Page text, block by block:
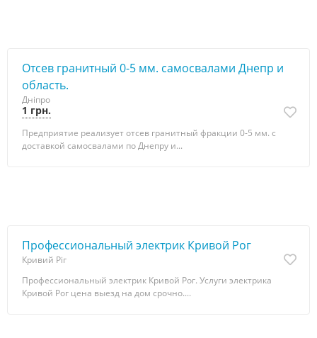
Отсев гранитный 0-5 мм. самосвалами Днепр и
область.
Дніпро
1 грн.
Предприятие реализует отсев гранитный фракции 0-5 мм. с
доставкой самосвалами по Днепру и...
Профессиональный электрик Кривой Рог
Кривий Ріг
Профессиональный электрик Кривой Рог. Услуги электрика
Кривой Рог цена выезд на дом срочно....